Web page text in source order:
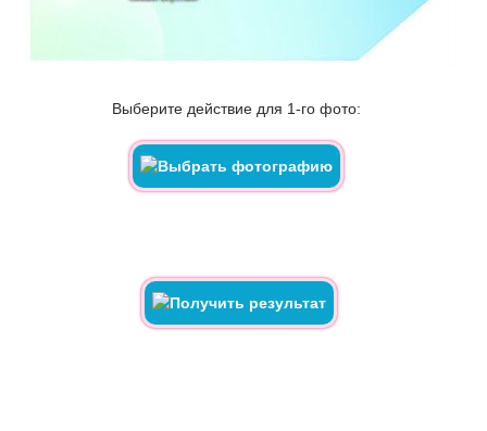
Выберите действие для 1-го фото: